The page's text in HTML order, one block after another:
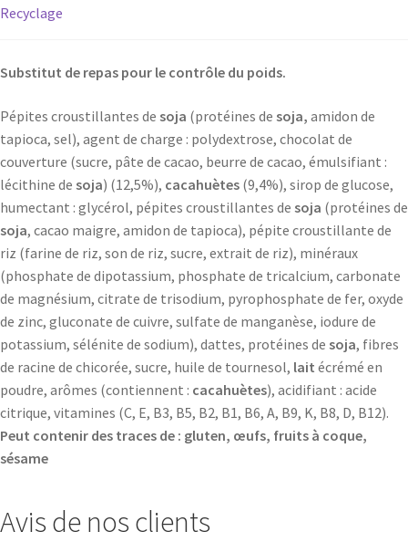
Recyclage
Substitut de repas pour le contrôle du poids.
Pépites croustillantes de soja (protéines de soja, amidon de
tapioca, sel), agent de charge : polydextrose, chocolat de
couverture (sucre, pâte de cacao, beurre de cacao, émulsifiant :
lécithine de soja) (12,5%), cacahuètes (9,4%), sirop de glucose,
humectant : glycérol, pépites croustillantes de soja (protéines de
soja, cacao maigre, amidon de tapioca), pépite croustillante de
riz (farine de riz, son de riz, sucre, extrait de riz), minéraux
(phosphate de dipotassium, phosphate de tricalcium, carbonate
de magnésium, citrate de trisodium, pyrophosphate de fer, oxyde
de zinc, gluconate de cuivre, sulfate de manganèse, iodure de
potassium, sélénite de sodium), dattes, protéines de soja, fibres
de racine de chicorée, sucre, huile de tournesol, lait écrémé en
poudre, arômes (contiennent : cacahuètes), acidifiant : acide
citrique, vitamines (C, E, B3, B5, B2, B1, B6, A, B9, K, B8, D, B12).
Peut contenir des traces de : gluten, œufs, fruits à coque,
sésame
Avis de nos clients